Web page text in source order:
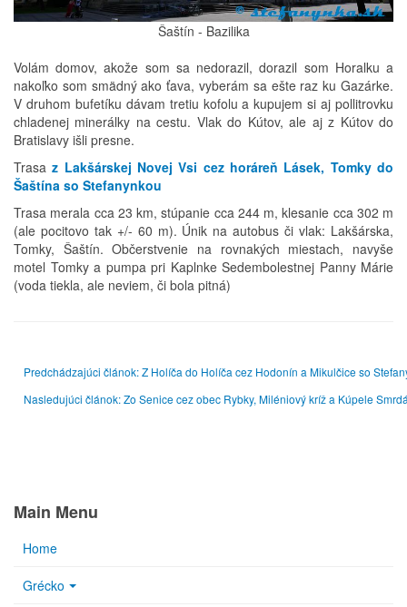
Šaštín - Bazilika
Volám domov, akože som sa nedorazil, dorazil som Horalku a
nakoľko som smädný ako ťava, vyberám sa ešte raz ku Gazárke.
V druhom bufetíku dávam tretiu kofolu a kupujem si aj pollitrovku
chladenej minerálky na cestu. Vlak do Kútov, ale aj z Kútov do
Bratislavy išli presne.
Trasaz Lakšárskej Novej Vsi cez horáreň Lásek, Tomky do
Šaštína so Stefanynkou
Trasa merala cca 23 km, stúpanie cca 244 m, klesanie cca 302 m
(ale pocitovo tak +/- 60 m). Únik na autobus či vlak: Lakšárska,
Tomky, Šaštín. Občerstvenie na rovnakých miestach, navyše
motel Tomky a pumpa pri Kaplnke Sedembolestnej Panny Márie
(voda tiekla, ale neviem, či bola pitná)
Predchádzajúci článok: Z Holíča do Holíča cez Hodonín a Mikulčice so
Nasledujúci článok: Zo Senice cez obec Rybky, Miléniový kríž a Kúpele
Main Menu
Home
Grécko